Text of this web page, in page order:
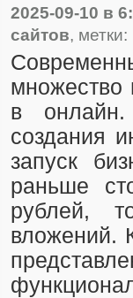
2025-09-10 в
сайтов, метки:
множество
в
создания
запуск
раньше
рублей,
вложений.